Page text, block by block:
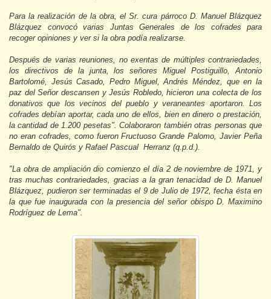
Para la realización de la obra, el Sr. cura párroco D. Manuel Blázquez
Blázquez convocó varias Juntas Generales de los cofrades para
recoger opiniones y ver si la obra podía realizarse.
Después de varias reuniones, no exentas de múltiples contrariedades,
los directivos de la junta, los señores Miguel Postiguillo, Antonio
Bartolomé, Jesús Casado, Pedro Miguel, Andrés Méndez, que en la
paz del Señor descansen y Jesús Robledo, hicieron una colecta de los
donativos que los vecinos del pueblo y veraneantes aportaron. Los
cofrades debían aportar, cada uno de ellos, bien en dinero o prestación,
la cantidad de 1.200 pesetas". Colaboraron también otras personas que
no eran cofrades, como fueron Fructuoso Grande Palomo, Javier Peña
Bernaldo de Quirós y Rafael Pascual Herranz (q.p.d.).
"La obra de ampliación dio comienzo el día 2 de noviembre de 1971, y
tras muchas contrariedades, gracias a la gran tenacidad de D. Manuel
Blázquez, pudieron ser terminadas el 9 de Julio de 1972, fecha ésta en
la que fue inaugurada con la presencia del señor obispo D. Maximino
Rodríguez de Lema".